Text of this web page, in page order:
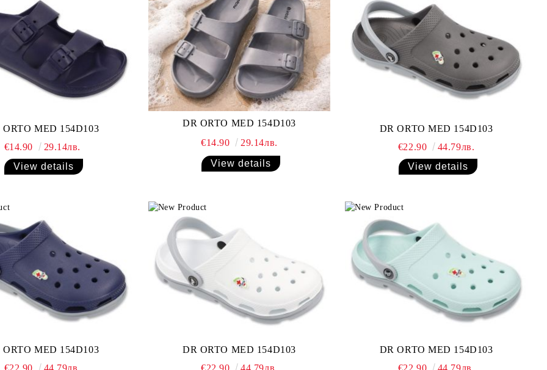
ORTO MED 154D103
€14.90
29.14лв.
View details
DR ORTO MED 154D103
€14.90
29.14лв.
View details
DR ORTO MED 154D103
€22.90
44.79лв.
View details
ORTO MED 154D103
€22.90
44.79лв.
DR ORTO MED 154D103
€22.90
44.79лв.
DR ORTO MED 154D103
€22.90
44.79лв.